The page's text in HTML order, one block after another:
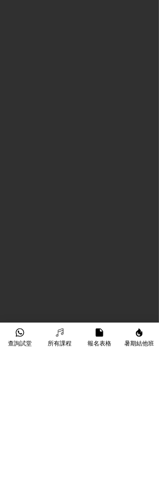
查詢試堂 所有課程 報名表格 暑期結他班